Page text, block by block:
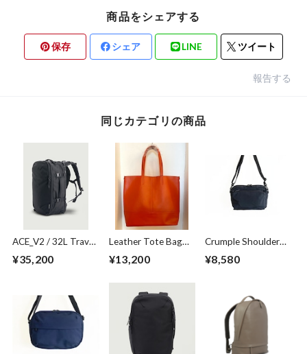
商品をシェアする
保存 シェア LINE ツイート
報告する
同じカテゴリの商品
ACE_V2 / 32L Travel
Cordura® Ballistic
¥35,200
Leather Tote Bag
¥13,200
Crumple Shoulder
¥8,580